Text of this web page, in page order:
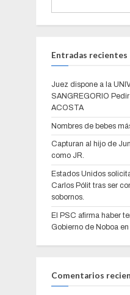
Entradas recientes
Juez dispone a la
SANGREGORIO
ACOSTA
Nombres de bebes
Capturan al hijo de
como JR.
Estados Unidos
Carlos Pólit tras ser
sobornos.
El PSC afirma haber
Gobierno de Noboa
Comentarios